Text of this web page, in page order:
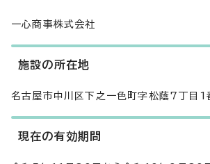
一心商事株式会社
施設の所在地
名古屋市中川区下之一色町字松蔭7丁目1
現在の有効期間